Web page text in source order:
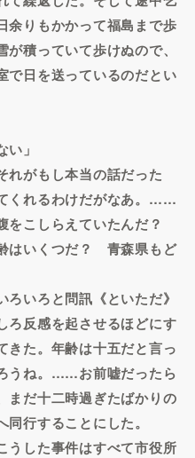
余りもかかって福島まで歩
積っていて歩けぬので、
で日を送っているのだとい
」
れがもし本当の話だった
くれるわけだがなあ。……
をこしらえていたんだ？
はいくつだ？ 青森県もど
いろと問訊《といただ》
ろ反感を起させるほどにす
きた。年齢は十五だと言っ
うね。……お前嘘だったら
まだ十二時過ぎたばかりの
行することにした。
した事件はすべて市役所